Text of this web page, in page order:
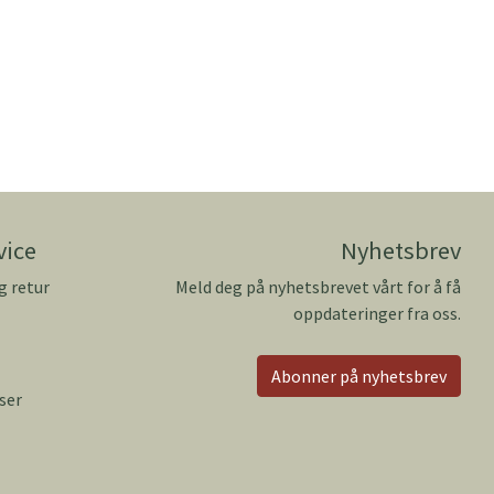
retur
Nyhetsbrev
Meld deg på nyhetsbrevet vårt for å få
oppdateringer fra oss.
Abonner på nyhetsbrev